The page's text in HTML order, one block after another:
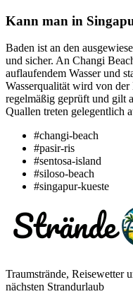
Kann man in
Baden ist an den
und sicher. An Changi
auflaufendem Wasser und
Wasserqualität wird von
regelmäßig geprüft und gilt
Quallen treten gelegentlich
#changi-beach
#pasir-ris
#sentosa-island
#siloso-beach
#singapur-kueste
Traumstrände, Reisewetter
nächsten Strandurlaub